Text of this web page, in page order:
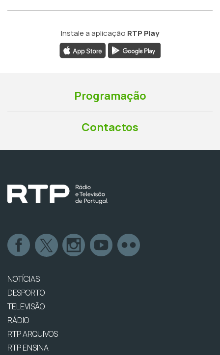
Instale a aplicação RTP Play
Programação
Contactos
NOTÍCIAS
DESPORTO
TELEVISÃO
RÁDIO
RTP ARQUIVOS
RTP ENSINA